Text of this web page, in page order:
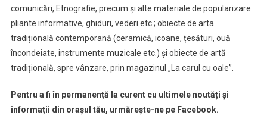
comunicări, Etnografie, precum și alte materiale de popularizare:
pliante informative, ghiduri, vederi etc.; obiecte de arta
tradițională contemporană (ceramică, icoane, țesături, ouă
încondeiate, instrumente muzicale etc.) și obiecte de artă
tradițională, spre vânzare, prin magazinul „La carul cu oale”.
Pentru a fi în permanență la curent cu ultimele noutăți și
informații din orașul tău, urmărește-ne pe Facebook.